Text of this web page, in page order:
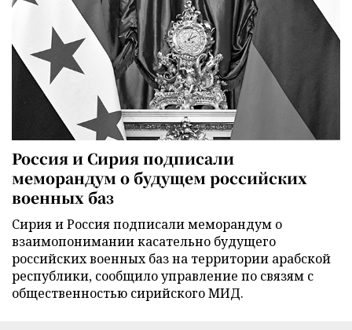
Россия и Сирия подписали
меморандум о будущем российских
военных баз
Сирия и Россия подписали меморандум о
взаимопонимании касательно будущего
российских военных баз на территории арабской
республики, сообщило управление по связям с
общественностью сирийского МИД.